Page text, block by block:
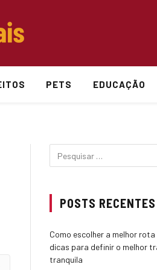
PETS EDUCAÇÃO
POSTS RECENTES
Como escolher a melhor
dicas para definir o melhor
tranquila